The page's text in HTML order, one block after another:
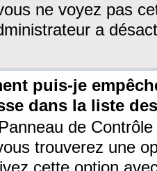
ne voyez pas
a
puis-je
dans la liste
de
trouverez une